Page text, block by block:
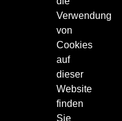
Verwendung
von
Cookies
auf
dieser
Website
finden
Sie